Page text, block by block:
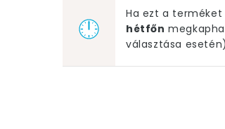
Ha ezt a terméket
hétfőn
választása esetén)